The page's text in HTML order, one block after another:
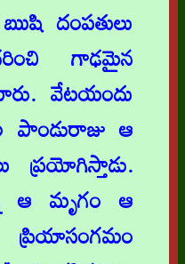
దంపతులు
గాఢమైన
వేటయందు
పాండురాజు ఆ
ప్రయోగిస్తాడు.
ఆ మృగం ఆ